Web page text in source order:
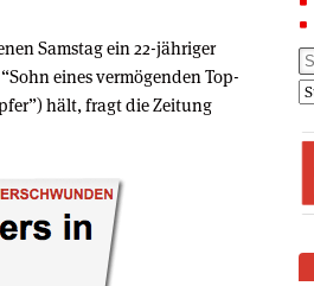
Samstag ein 22-jähriger
eines vermögenden Top-
hält, fragt die Zeitung